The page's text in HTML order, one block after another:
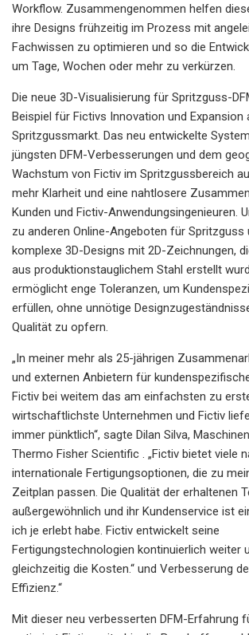
Workflow. Zusammengenommen helfen
ihre Designs frühzeitig im Prozess mit
Fachwissen zu optimieren und so die
um Tage, Wochen oder mehr zu verkürzen.
Die neue 3D-Visualisierung für Spritzguss-
Beispiel für Fictivs Innovation und Expansion
Spritzgussmarkt. Das neu entwickelte
jüngsten DFM-Verbesserungen und dem
Wachstum von Fictiv im Spritzgussbereich
mehr Klarheit und eine nahtlosere
Kunden und Fictiv-Anwendungsingenieuren.
zu anderen Online-Angeboten für
komplexe 3D-Designs mit 2D-Zeichnungen,
aus produktionstauglichem Stahl erstellt
ermöglicht enge Toleranzen, um
erfüllen, ohne unnötige
Qualität zu opfern.
„In meiner mehr als 25-jährigen
und externen Anbietern für
Fictiv bei weitem das am einfachsten zu
wirtschaftlichste Unternehmen und Fictiv
immer pünktlich“, sagte Dilan Silva,
Thermo Fisher Scientific . „Fictiv bietet viele
internationale Fertigungsoptionen, die zu
Zeitplan passen. Die Qualität der erhaltenen
außergewöhnlich und ihr Kundenservice ist
ich je erlebt habe. Fictiv entwickelt seine
Fertigungstechnologien kontinuierlich weiter
gleichzeitig die Kosten.“ und Verbesserung
Effizienz.“
Mit dieser neu verbesserten DFM-Erfahrung